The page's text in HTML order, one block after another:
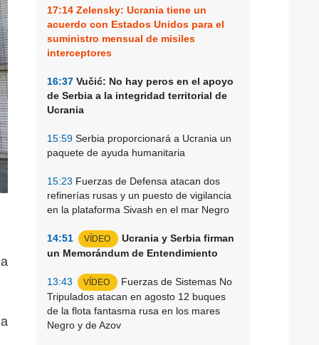
17:14 Zelensky: Ucrania tiene un
acuerdo con Estados Unidos para el
suministro mensual de misiles
interceptores
16:37 Vučić: No hay peros en el apoyo
de Serbia a la integridad territorial de
Ucrania
15:59 Serbia proporcionará a Ucrania un
paquete de ayuda humanitaria
15:23 Fuerzas de Defensa atacan dos
refinerías rusas y un puesto de vigilancia
en la plataforma Sivash en el mar Negro
14:51 VÍDEO
Ucrania y Serbia firman
un Memorándum de Entendimiento
13:43 VÍDEO
Fuerzas de Sistemas No
Tripulados atacan en agosto 12 buques
de la flota fantasma rusa en los mares
Negro y de Azov